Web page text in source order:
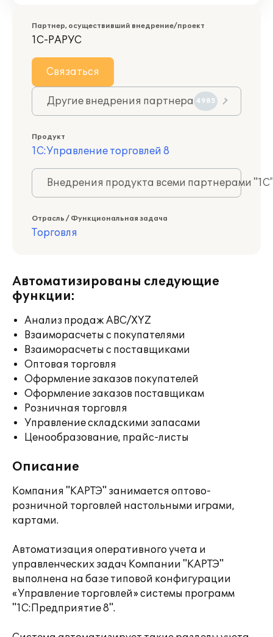
Партнер, осуществивший внедрение/проект
1С-РАРУС
Связаться
Другие внедрения партнера 4985
Продукт
1С:Управление торговлей 8
Внедрения продукта всеми партнерами
Отрасль / Функциональная задача
Торговля
Автоматизированы следующие
функции:
Анализ продаж ABC/XYZ
Взаиморасчеты с покупателями
Взаиморасчеты с поставщиками
Оптовая торговля
Оформление заказов покупателей
Оформление заказов поставщикам
Розничная торговля
Управление складскими запасами
Ценообразование, прайс-листы
Описание
Компания "КАРТЭ" занимается оптово-
розничной торговлей настольными играми,
картами.
Автоматизация оперативного учета и
управленческих задач Компании "КАРТЭ"
выполнена на базе типовой конфигурации
«Управление торговлей» системы программ
"1С:Предприятие 8".